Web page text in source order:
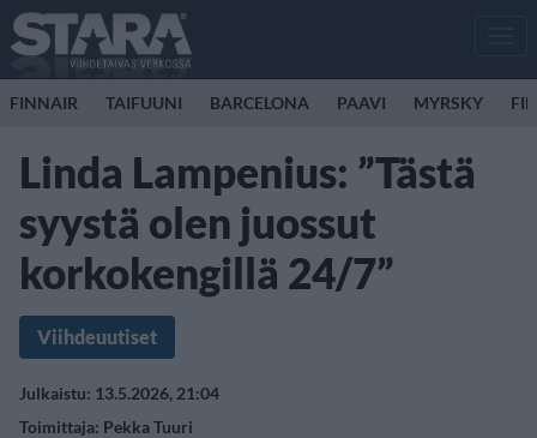
FINNAIR TAIFUUNI BARCELONA PAAVI MYRSKY
Linda Lampenius: ”Tästä
syystä olen juossut
korkokengillä 24/7”
Viihdeuutiset
Julkaistu: 13.5.2026, 21:04
Toimittaja: Pekka Tuuri